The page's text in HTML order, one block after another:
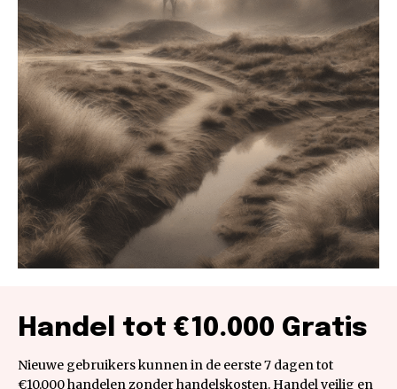
Handel tot €10.000 Gratis
Nieuwe gebruikers kunnen in de eerste 7 dagen tot
€10.000 handelen zonder handelskosten. Handel veilig en